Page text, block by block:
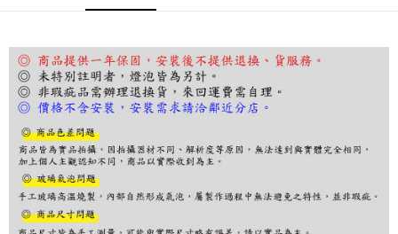
【「AFTEE先享後付」結帳流程】
１．於結帳方式選擇「AFTEE先享後付」後，將跳轉至「AFTEE先享後付」
結帳頁面，進行簡訊認證並確認金額後，即可完成結帳。
２．訂單成立數日內，您將收到繳費通知簡訊。
３．收到繳費通知簡訊後14天內，點擊此簡訊中的連結，可透過四大超商／
ATM／網路銀行／等多元方式進行付款，方視為交易完成。
※ 請注意：結帳手續完成當下不需立刻繳費，但若您需要取消訂單，請聯絡
購買商品的店家。未經商家同意取消之訂單仍視為有效，需透過AFTEE先享
後付繳納相關費用。
※ 交易是否成功請以「AFTEE先享後付 」之結帳頁面顯示為準，若有關於
是否繳費成功／繳費後需取消欲退款等相關疑問，請聯繫「AFTEE先享後付
每筆NT$180，滿NT$5,000(含以上)免運費